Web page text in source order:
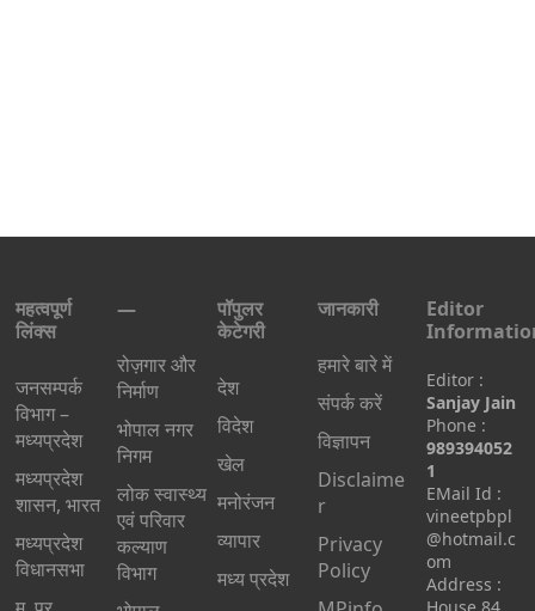
महत्वपूर्ण
लिंक्स
जनसम्पर्क
विभाग –
मध्यप्रदेश
मध्यप्रदेश
शासन, भारत
मध्‍यप्रदेश
विधानसभा
—
रोज़गार और
निर्माण
भोपाल नगर
निगम
लोक स्वास्थ्य
एवं परिवार
कल्याण
विभाग
पॉपुलर
केटेगरी
देश
विदेश
खेल
मनोरंजन
व्यापार
मध्य प्रदेश
जानकारी
हमारे बारे में
संपर्क करें
विज्ञापन
Disclaime
r
Privacy
Policy
Editor
Editor :
Sanjay Jain
Phone :
989394052
1
EMail Id :
vineetpbpl
@hotmail.c
om
Address :